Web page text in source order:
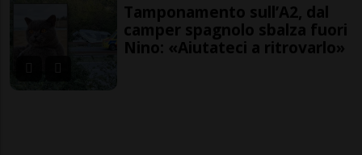
Tamponamento sull’A2, dal
camper spagnolo sbalza fuori
Nino: «Aiutateci a ritrovarlo»